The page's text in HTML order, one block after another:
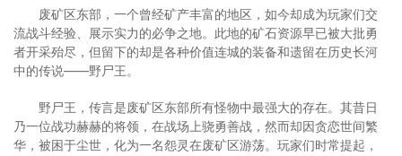
废矿区东部，一个曾经矿产丰富的地区，如今却成为玩家们交
流战斗经验、展示实力的必争之地。此地的矿石资源早已被大批勇
者开采殆尽，但留下的却是各种价值连城的装备和遗留在历史长河
中的传说——野尸王。
野尸王，传言是废矿区东部所有怪物中最强大的存在。其昔日
乃一位战功赫赫的将领，在战场上骁勇善战，然而却因贪恋世间繁
华，被困于尘世，化为一名怨灵在废矿区游荡。玩家们时常提起，